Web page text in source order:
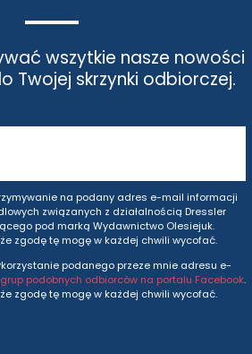
wszytkie nasze nowości
Twojej skrzynki odbiorczej.
na podany adres e-mail informacji
związanych z działalnością Dressler
pod marką Wydawnictwo Olesiejuk.
zgodę tę mogę w każdej chwili wycofać.
podanego przeze mnie adresu e-
grup podobnych odbiorców na portalu Facebook.
zgodę tę mogę w każdej chwili wycofać.